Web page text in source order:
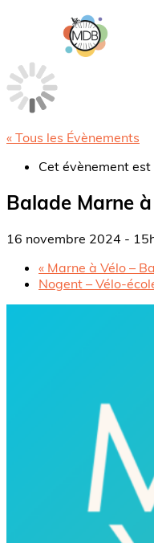
« Tous les Évènements
Cet évènement est
Balade Marne
16 novembre 2024 -
« Marne à Vélo –
Nogent – Vélo-